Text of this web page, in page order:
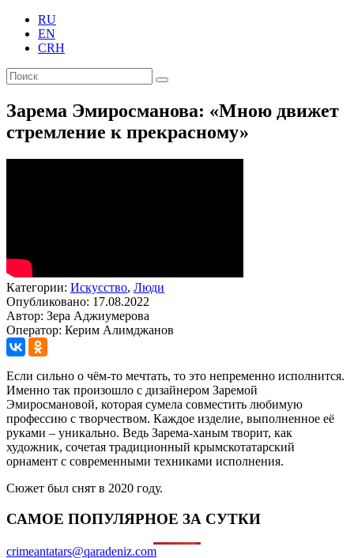
RU
EN
CRH
Зарема Эмиросманова: «Мною движет
стремление к прекрасному»
Категории: Искусство, Люди
Опубликовано: 17.08.2022
Автор: Зера Аджиумерова
Оператор: Керим Алимджанов
Если сильно о чём-то мечтать, то это непременно исполнится.
Именно так произошло с дизайнером Заремой
Эмиросмановой, которая сумела совместить любимую
профессию с творчеством. Каждое изделие, выполненное её
руками – уникально. Ведь Зарема-ханым творит, как
художник, сочетая традиционный крымскотатарский
орнамент с современными техниками исполнения.
Сюжет был снят в 2020 году.
САМОЕ ПОПУЛЯРНОЕ ЗА СУТКИ
crimeantatars@qaradeniz.com